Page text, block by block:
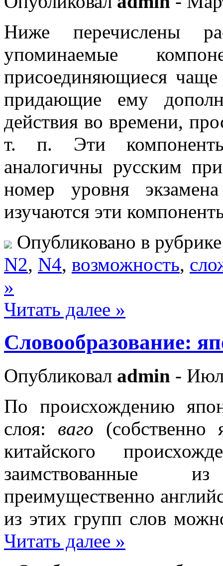
Ниже перечислены
упоминаемые
присоединяющиеся
придающие ему
действия во времени,
т. п. Эти компоненты
аналогичны русским
номер уровня
изучаются эти
Опубликовано в
N2, N4, возможность,
»
Читать далее »
Словообразование:
Опубликовал admin -
По происхождению
слоя: ваго (собственно
китайского
заимствованные
преимущественно
из этих групп слов
Читать далее »